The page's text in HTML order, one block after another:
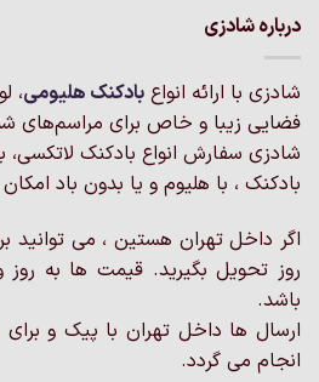
درباره شادزی
شادزی با ارائه انواع بادکنک‌ هلیومی،
فضایی زیبا و خاص برای مراسم‌های
شادزی سفارش انواع بادکنک لاتکسی،
بادکنک ، با هلیوم و یا بدون باد
روز تحویل بگیرید. قیمت ها به
باشد.
ارسال ها داخل تهران با پیک و
انجام می گردد.